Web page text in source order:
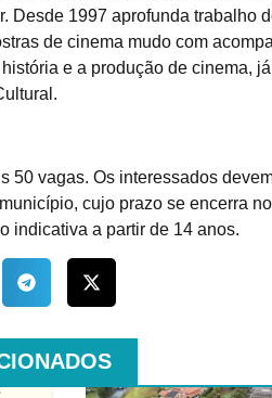
Desde 1997 aprofunda trabalho
de cinema mudo com
e a produção de cinema,
50 vagas. Os interessados
cujo prazo se encerra
indicativa a partir de 14 anos.